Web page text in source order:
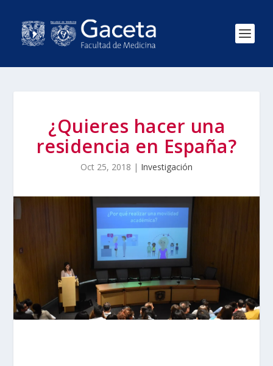
¿Quieres hacer una
residencia en España?
Oct 25, 2018 | Investigación